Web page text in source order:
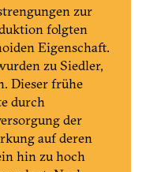
zur
folgten
Eigenschaft.
zu Siedler,
Dieser frühe
durch
der
auf deren
hin zu hoch